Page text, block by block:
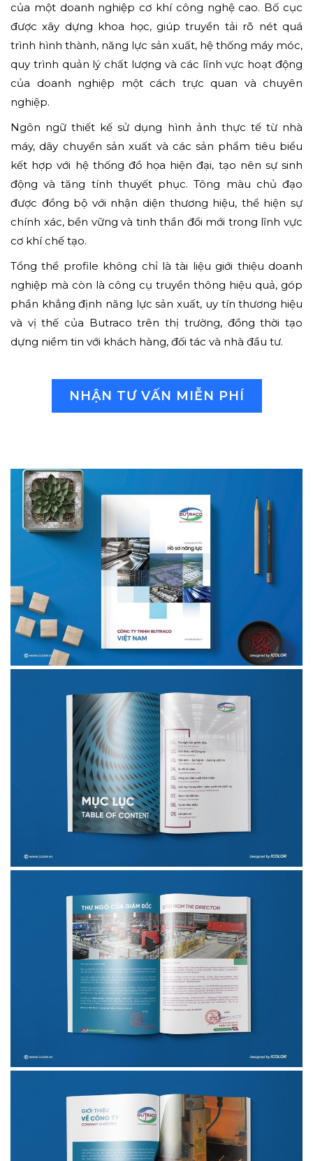
của một doanh nghiệp cơ khí công nghệ cao. Bố cục
được xây dựng khoa học, giúp truyền tải rõ nét quá
trình hình thành, năng lực sản xuất, hệ thống máy móc,
quy trình quản lý chất lượng và các lĩnh vực hoạt động
của doanh nghiệp một cách trực quan và chuyên
nghiệp.
Ngôn ngữ thiết kế sử dụng hình ảnh thực tế từ nhà
máy, dây chuyền sản xuất và các sản phẩm tiêu biểu
kết hợp với hệ thống đồ họa hiện đại, tạo nên sự sinh
động và tăng tính thuyết phục. Tông màu chủ đạo
được đồng bộ với nhận diện thương hiệu, thể hiện sự
chính xác, bền vững và tinh thần đổi mới trong lĩnh vực
cơ khí chế tạo.
Tổng thể profile không chỉ là tài liệu giới thiệu doanh
nghiệp mà còn là công cụ truyền thông hiệu quả, góp
phần khẳng định năng lực sản xuất, uy tín thương hiệu
và vị thế của Butraco trên thị trường, đồng thời tạo
dựng niềm tin với khách hàng, đối tác và nhà đầu tư.
NHẬN TƯ VẤN MIỄN PHÍ